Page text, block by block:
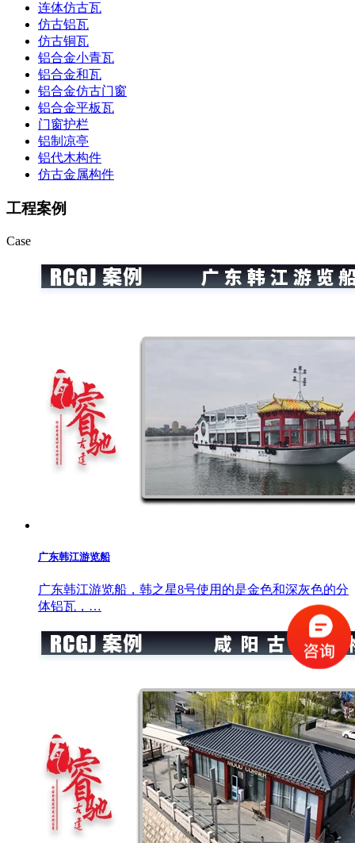
连体仿古瓦
仿古铝瓦
仿古铜瓦
铝合金小青瓦
铝合金和瓦
铝合金仿古门窗
铝合金平板瓦
门窗护栏
铝制凉亭
铝代木构件
仿古金属构件
工程案例
Case
广东韩江游览船
广东韩江游览船，韩之星8号使用的是金色和深灰色的分
体铝瓦，…